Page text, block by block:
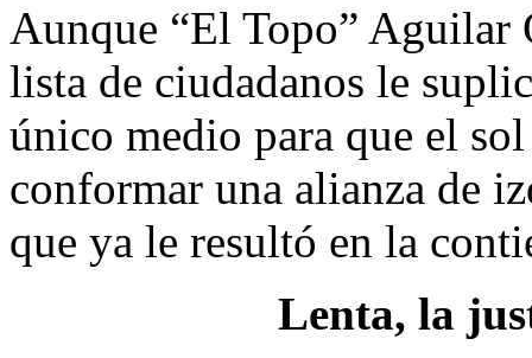
Aunque “El Topo” Aguilar
lista de ciudadanos le
único medio para que el
conformar una alianza de
que ya le resultó en la
Lenta, la